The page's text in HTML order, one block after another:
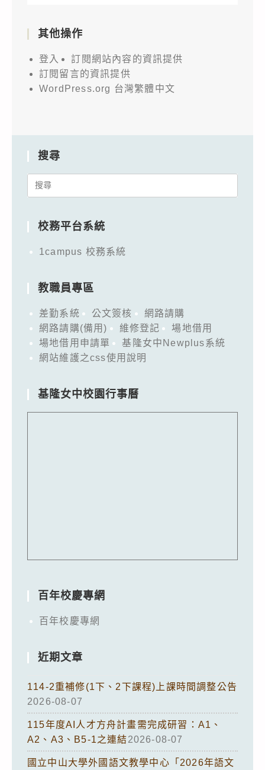
其他操作
登入
訂閱網站內容的資訊提供
訂閱留言的資訊提供
WordPress.org 台灣繁體中文
搜尋
Search
校務平台系統
1campus 校務系統
教職員專區
差勤系統 公文簽核
網路請購
網路請購(備用)
維修登記
場地借用
場地借用申請單
基隆女中Newplus系統
網站維護之css使用說明
基隆女中校園行事曆
百年校慶專網
百年校慶專網
近期文章
114-2重補修(1下、2下課程)上課時間調整公告
2026-08-07
115年度AI人才方舟計畫需完成研習：A1、
A2、A3、B5-1之連結2026-08-07
國立中山大學外國語文教學中心「2026年語文